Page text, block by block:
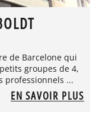
de Barcelone qui
groupes de 4,
professionnels ...
EN SAVOIR PLUS